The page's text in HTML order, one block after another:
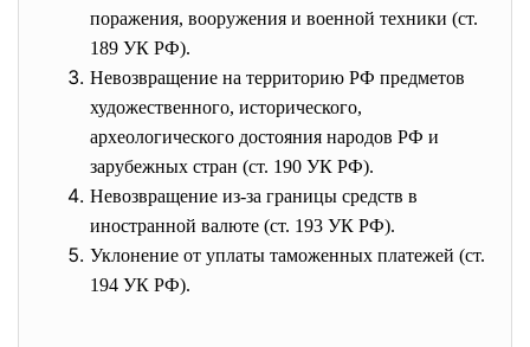
поражения, вооружения и военной техники (ст.
189 УК РФ).
Невозвращение на территорию РФ предметов
художественного, исторического,
археологического достояния народов РФ и
зарубежных стран (ст. 190 УК РФ).
Невозвращение из-за границы средств в
иностранной валюте (ст. 193 УК РФ).
Уклонение от уплаты таможенных платежей (ст.
194 УК РФ).